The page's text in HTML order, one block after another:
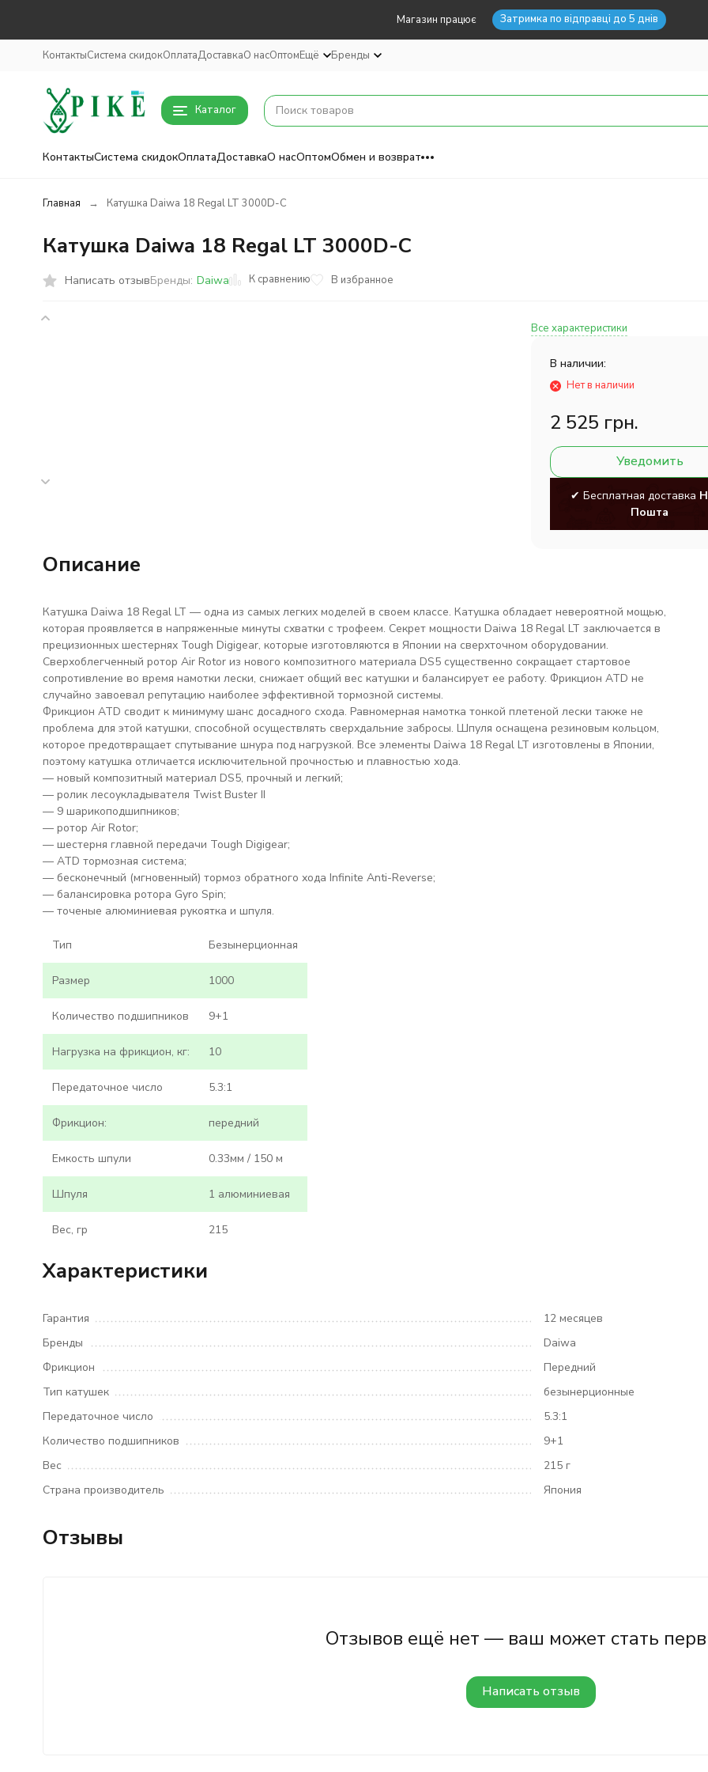
Магазин працює Затримка по відправці до 5 днів
КонтактыСистема скидокОплатаДоставкаО насОптомЕщё Бренды
Каталог
КонтактыСистема скидокОплатаДоставкаО насОптомОбмен и возврат
Главная Катушка Daiwa 18 Regal LT 3000D-C
Катушка Daiwa 18 Regal LT 3000D-C
Написать отзывБренды: Daiwa К сравнению В избранное
Все характеристики
В наличии:
Нет в наличии
2 525 грн.
Уведомить
✔ Бесплатная доставка
Пошта
Описание
Катушка Daiwa 18 Regal LT — одна из самых легких моделей в своем классe. Катушка обладает невероятной мощью,
которая проявляется в напряженные минуты схватки с трофеем. Секрет мощности Daiwa 18 Regal LT заключается в
прецизионных шестернях Tough Digigear, которые изготовляются в Японии на сверхточном оборудовании.
Сверхоблегченный ротор Air Rotor из нового композитного материала DS5 существенно сокращает стартовое
сопротивление во время намотки лески, снижает общий вес катушки и балансирует ее работу. Фрикцион ATD не
случайно завоевал репутацию наиболее эффективной тормозной системы.
Фрикцион ATD сводит к минимуму шанс досадного схода. Равномерная намотка тонкой плетеной лески также не
проблема для этой катушки, способной осуществлять сверхдальние забросы. Шпуля оснащена резиновым кольцом,
которое предотвращает спутывание шнура под нагрузкой. Все элементы Daiwa 18 Regal LT изготовлены в Японии,
поэтому катушка отличается исключительной прочностью и плавностью хода.
— новый композитный материал DS5, прочный и легкий;
— ролик лесоукладывателя Twist Buster II
— 9 шарикоподшипников;
— ротор Air Rotor;
— шестерня главной передачи Tough Digigear;
— ATD тормозная система;
— бесконечный (мгновенный) тормоз обратного хода Infinite Anti-Reverse;
— балансировка ротора Gyro Spin;
— точеные алюминиевая рукоятка и шпуля.
Тип Безынерционная
Размер 1000
Количество подшипников 9+1
Нагрузка на фрикцион, кг: 10
Передаточное число 5.3:1
Фрикцион: передний
Емкость шпули 0.33мм / 150 м
Шпуля 1 алюминиевая
Вес, гр 215
Характеристики
Гарантия
12 месяцев
Бренды
Daiwa
Фрикцион
Передний
Тип катушек
безынерционные
Передаточное число
5.3:1
Количество подшипников
9+1
Вес
215 г
Страна производитель
Япония
Отзывы
Отзывов ещё нет — ваш может стать
Написать отзыв